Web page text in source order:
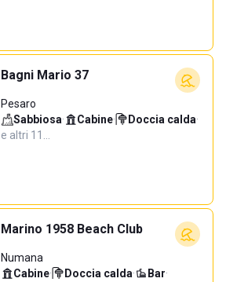
Bagni Mario 37
Pesaro
Sabbiosa· Cabine· Doccia calda·
e altri 11…
Marino 1958 Beach Club
Numana
Cabine· Doccia calda· Bar·